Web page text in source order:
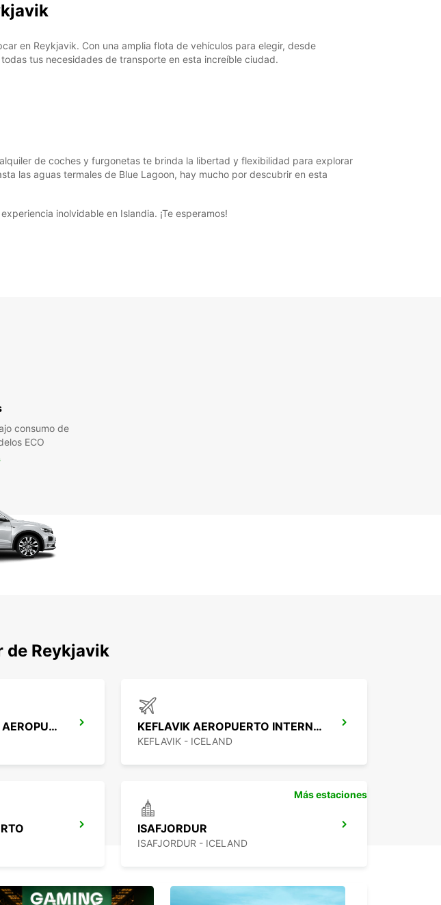
Estos horarios de apertura pueden variar debido a los
días festivos.
en Reykjavik. Con una amplia flota de vehículos para elegir, desde
tus necesidades de transporte en esta increíble ciudad.
de coches y furgonetas te brinda la libertad y flexibilidad para explorar
las aguas termales de Blue Lagoon, hay mucho por descubrir en esta
inolvidable en Islandia. ¡Te esperamos!
consumo de
ECO
de Reykjavik
REYKJAVIK DOMESTIC AEROPUERTO KEFLAVIK AEROPUERTO INTERNACIONAL
KEFLAVIK - ICELAND
ISAFJORDUR
ISAFJORDUR - ICELAND
Más estaciones